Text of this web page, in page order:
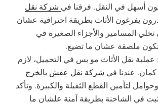
أسهل في النقل. فرقنا في شركة نقل
يفرغون الأثاث بطريقة احترافية عشان
تخلي المسامير والأجزاء الصغيرة في
ملصقة عشان ما تضيع.
عملية نقل الأثاث مو بس في التحميل، لازم
كمان. عندنا في شركة نقل عفش بالخرج
لتأمين القطع الثقيلة والكبيرة. وتأكد
في الشاحنة بطريقة آمنة علشان ما